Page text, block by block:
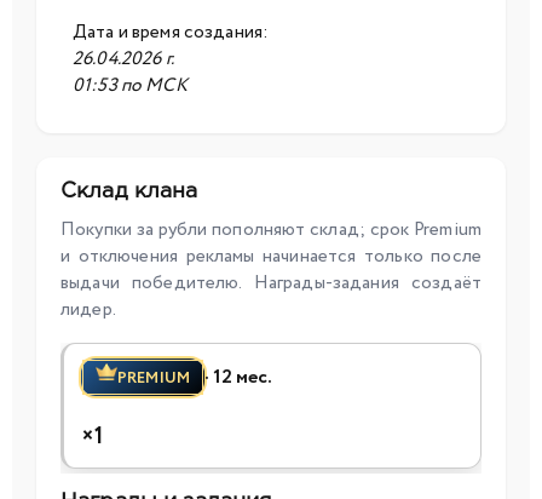
Дата и время создания:
26.04.2026 г.
01:53 по МСК
Склад клана
Покупки за рубли пополняют склад; срок Premium
и отключения рекламы начинается только после
выдачи победителю. Награды-задания создаёт
лидер.
PREMIUM · 12 мес.
×1